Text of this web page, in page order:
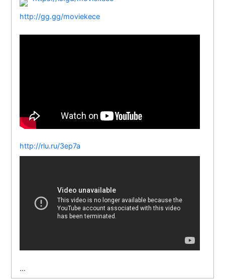
http://gg.gg/moviekece
http://rlu.ru/3ep7a
…